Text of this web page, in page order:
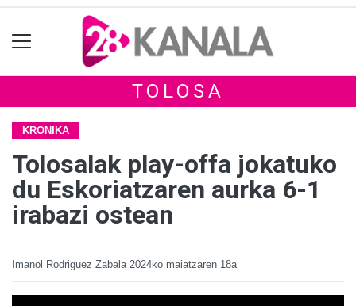
TOLOSA
KRONIKA
Tolosalak play-offa jokatuko
du Eskoriatzaren aurka 6-1
irabazi ostean
Imanol Rodriguez Zabala 2024ko maiatzaren 18a